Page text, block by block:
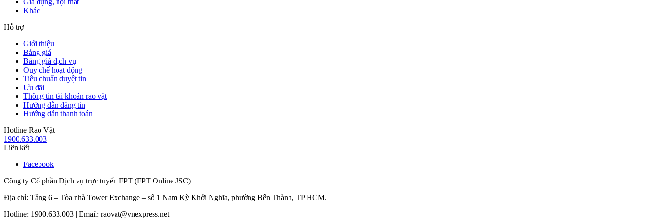
Khác
Hỗ trợ
Giới thiệu
Bảng giá
Bảng giá dịch vụ
Quy chế hoạt động
Tiêu chuẩn duyệt tin
Ưu đãi
Thông tin tài khoản rao vặt
Hướng dẫn đăng tin
Hướng dẫn thanh toán
Hotline Rao Vặt
1900.633.003
Liên kết
Facebook
Công ty Cổ phần Dịch vụ trực tuyến FPT (FPT Online JSC)
Địa chỉ: Tầng 6 – Tòa nhà Tower Exchange – số 1 Nam Kỳ Khởi Nghĩa, phường Bến Thành, TP HCM.
Hotline: 1900.633.003 | Email: raovat@vnexpress.net